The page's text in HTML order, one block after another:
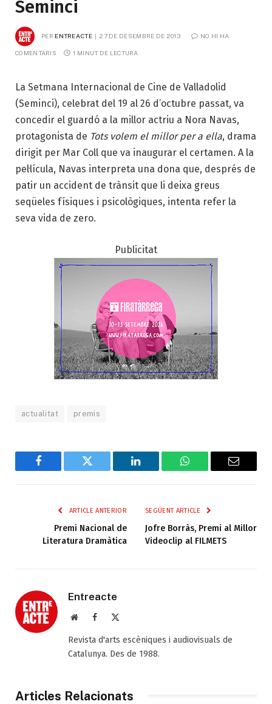
Seminci
PER ENTREACTE 27 DE DESEMBRE DE 2013 NO HI HA
COMENTARIS 1 MINUT DE LECTURA
La Setmana Internacional de Cine de Valladolid
(Seminci), celebrat del 19 al 26 d’octubre passat, va
concedir el guardó a la millor actriu a Nora Navas,
protagonista de Tots volem el millor per a ella, drama
dirigit per Mar Coll que va inaugurar el certamen. A la
pel·lícula, Navas interpreta una dona que, després de
patir un accident de trànsit que li deixa greus
seqüeles físiques i psicològiques, intenta refer la
seva vida de zero.
Publicitat
actualitat premis
Facebook Twitter LinkedIn WhatsAppEmail
ARTICLE ANTERIOR
Premi Nacional de
Literatura Dramàtica
SEGÜENT ARTICLE
Jofre Borràs, Premi al Millor
Videoclip al FILMETS
Entreacte
Web Facebook
Revista d'arts escèniques i audiovisuals de
Catalunya. Des de 1988.
Articles Relacionats